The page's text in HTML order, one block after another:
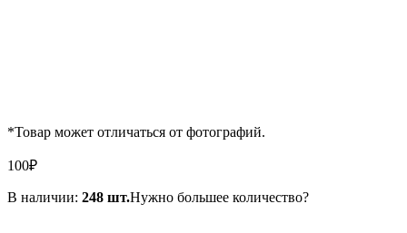
*Товар может отличаться от фотографий.
100₽
В наличии: 248 шт.Нужно большее количество?